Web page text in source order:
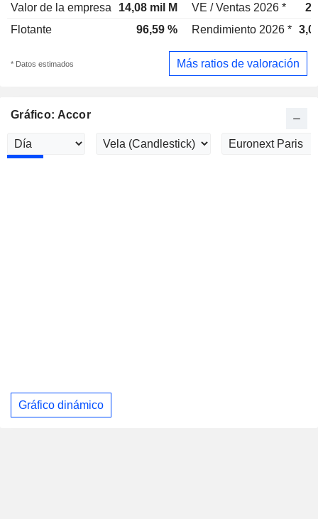
Valor de la empresa
14,08 mil M VE / Ventas 2026 *
Flotante
96,59 % Rendimiento 2026 *
* Datos estimados Más ratios de valoración
Gráfico: Accor
Gráfico dinámico